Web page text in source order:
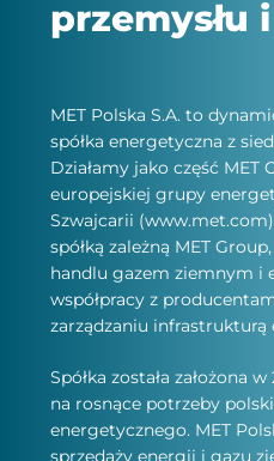
przemysłu
MET Polska S.A. to
spółka energetyczna z
Działamy jako część MET
europejskiej grupy
Szwajcarii
spółką zależną MET
handlu gazem ziemnym i
współpracy z
zarządzaniu infrastrukturą
Spółka została założona
na rosnące potrzeby
energetycznego. MET
sprzedaży energii i gazu